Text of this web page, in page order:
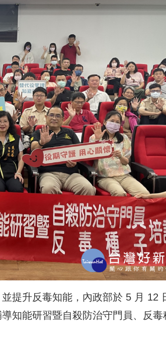
提升反毒知能，內政部於 5 月 12
知能研習暨自殺防治守門員、反毒